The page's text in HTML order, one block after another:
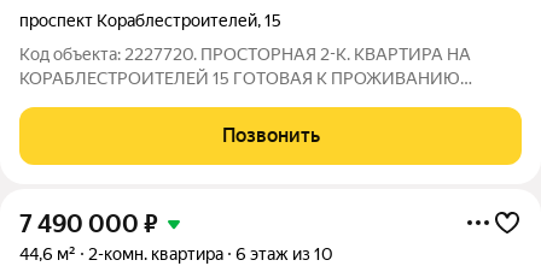
проспект Кораблестроителей,15
Код объекта: 2227720. ПРОСТОРНАЯ 2-К. КВАРТИРА НА
КОРАБЛЕСТРОИТЕЛЕЙ 15 ГОТОВАЯ К ПРОЖИВАНИЮ
двухкомнатную квартиру, расположенную в панельном доме
по адресу: проспект Кораблестроителей, 15. Этот вариант
Позвонить
7 490 000 ₽
44,6 м² 2-комн. квартира 6 этаж из 10